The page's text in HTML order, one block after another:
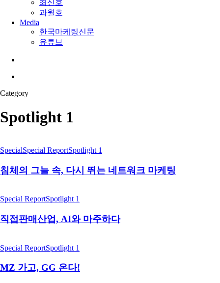
최신호
과월호
Media
한국마케팅신문
유튜브
Category
Spotlight 1
SpecialSpecial ReportSpotlight 1
침체의 그늘 속, 다시 뛰는 네트워크 마케팅
Special ReportSpotlight 1
직접판매산업, AI와 마주하다
Special ReportSpotlight 1
MZ 가고, GG 온다!